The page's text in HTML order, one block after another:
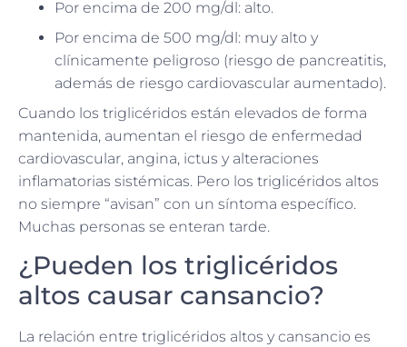
Por encima de 200 mg/dl: alto.
Por encima de 500 mg/dl: muy alto y
clínicamente peligroso (riesgo de pancreatitis,
además de riesgo cardiovascular aumentado).
Cuando los triglicéridos están elevados de forma
mantenida, aumentan el riesgo de enfermedad
cardiovascular, angina, ictus y alteraciones
inflamatorias sistémicas. Pero los triglicéridos altos
no siempre “avisan” con un síntoma específico.
Muchas personas se enteran tarde.
¿Pueden los triglicéridos
altos causar cansancio?
La relación entre triglicéridos altos y cansancio es